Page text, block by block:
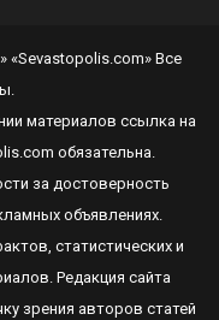
«Sevastopolis.com» Все
материалов ссылка на
обязательна.
за достоверность
объявлениях.
статистических и
Редакция сайта
зрения авторов статей